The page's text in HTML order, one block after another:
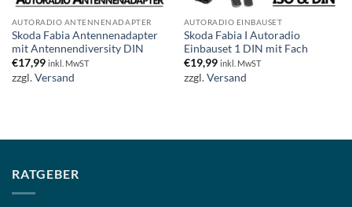
AUTORADIO ANTENNENADAPTER
Skoda Fabia Antennenadapter
mit Antennendiversity DIN
€17,99 inkl. MwST
zzgl.Versand
AUTORADIO EINBAUSET
Skoda Fabia I Autoradio
Einbauset 1 DIN mit Fach
€19,99 inkl. MwST
zzgl.Versand
RATGEBER